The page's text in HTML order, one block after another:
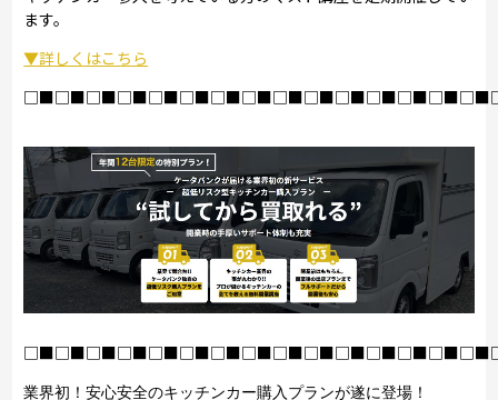
ます。
▼詳しくはこちら
業界初！安心安全のキッチンカー購入プランが遂に登場！